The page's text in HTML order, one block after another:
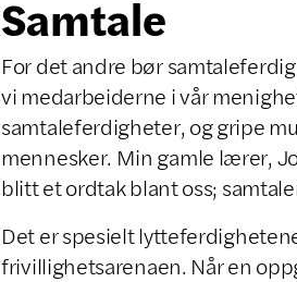
Samtale
For det andre bør
vi medarbeiderne i vår
samtaleferdigheter, og gripe
mennesker. Min gamle lærer,
blitt et ordtak blant oss;
Det er spesielt
frivillighetsarenaen. Når en